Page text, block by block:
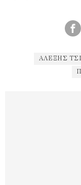
ΑΛΈΞΗΣ